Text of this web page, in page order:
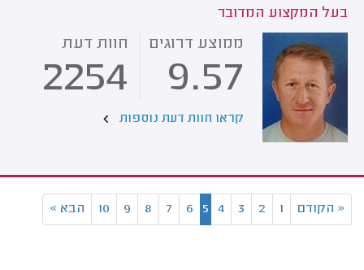
בעל המקצוע המדובר
ממוצע דרוגים
9.57
חוות דעת
2254
קראו חוות דעת נוספות
« הקודם 1
2
3
4
5
6
7
8
9
10 הבא »